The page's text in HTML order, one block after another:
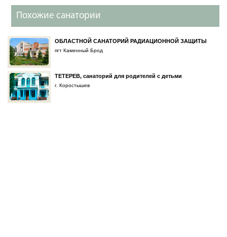
Похожие санатории
ОБЛАСТНОЙ САНАТОРИЙ РАДИАЦИОННОЙ ЗАЩИТЫ
пгт Каменный Брод
ТЕТЕРЕВ, санаторий для родителей с детьми
г. Коростышев